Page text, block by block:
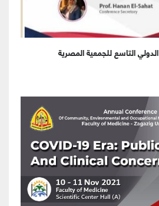
مؤتمر Pulmo-Delta الدولي التاسع للجمعية المصرية